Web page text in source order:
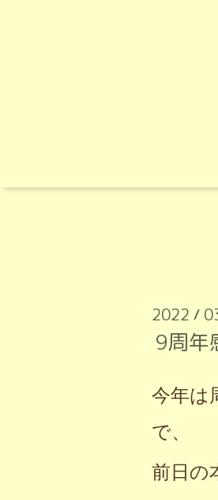
2022 /
9周年
今年は
で、
前日の